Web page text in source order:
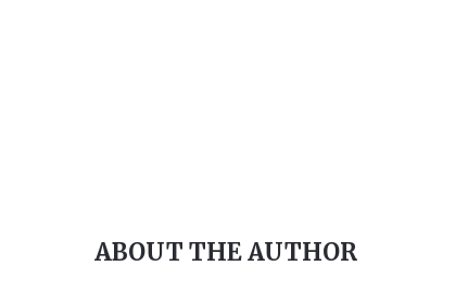
ABOUT THE AUTHOR